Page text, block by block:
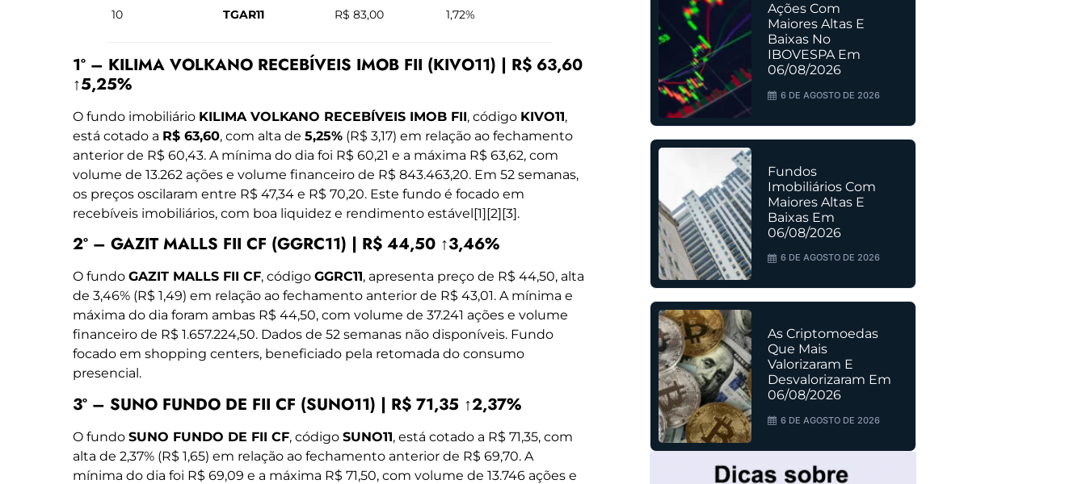
10
TGAR11 R$ 83,00 1,72%
1º – KILIMA VOLKANO RECEBÍVEIS IMOB FII (KIVO11) | R$ 63,60
↑5,25%
O fundo imobiliário KILIMA VOLKANO RECEBÍVEIS IMOB FII, código KIVO11,
está cotado a R$ 63,60, com alta de 5,25% (R$ 3,17) em relação ao fechamento
anterior de R$ 60,43. A mínima do dia foi R$ 60,21 e a máxima R$ 63,62, com
volume de 13.262 ações e volume financeiro de R$ 843.463,20. Em 52 semanas,
os preços oscilaram entre R$ 47,34 e R$ 70,20. Este fundo é focado em
recebíveis imobiliários, com boa liquidez e rendimento estável[1][2][3].
2º – GAZIT MALLS FII CF (GGRC11) | R$ 44,50 ↑3,46%
O fundo GAZIT MALLS FII CF, código GGRC11, apresenta preço de R$ 44,50, alta
de 3,46% (R$ 1,49) em relação ao fechamento anterior de R$ 43,01. A mínima e
máxima do dia foram ambas R$ 44,50, com volume de 37.241 ações e volume
financeiro de R$ 1.657.224,50. Dados de 52 semanas não disponíveis. Fundo
focado em shopping centers, beneficiado pela retomada do consumo
presencial.
3º – SUNO FUNDO DE FII CF (SUNO11) | R$ 71,35 ↑2,37%
O fundo SUNO FUNDO DE FII CF, código SUNO11, está cotado a R$ 71,35, com
alta de 2,37% (R$ 1,65) em relação ao fechamento anterior de R$ 69,70. A
mínima do dia foi R$ 69,09 e a máxima R$ 71,50, com volume de 13.746 ações e
Ações Com
Maiores Altas E
Baixas No
IBOVESPA Em
06/08/2026
6 DE AGOSTO DE 2026
Fundos
Imobiliários Com
Maiores Altas E
Baixas Em
06/08/2026
6 DE AGOSTO DE 2026
As Criptomoedas
Que Mais
Valorizaram E
Desvalorizaram Em
06/08/2026
6 DE AGOSTO DE 2026